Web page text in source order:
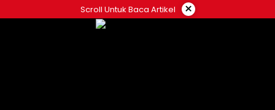
to
Scroll Untuk Baca Artikel ×